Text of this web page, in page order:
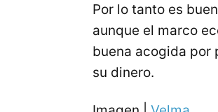
Por lo tanto es
aunque el marco
buena acogida por
su dinero.